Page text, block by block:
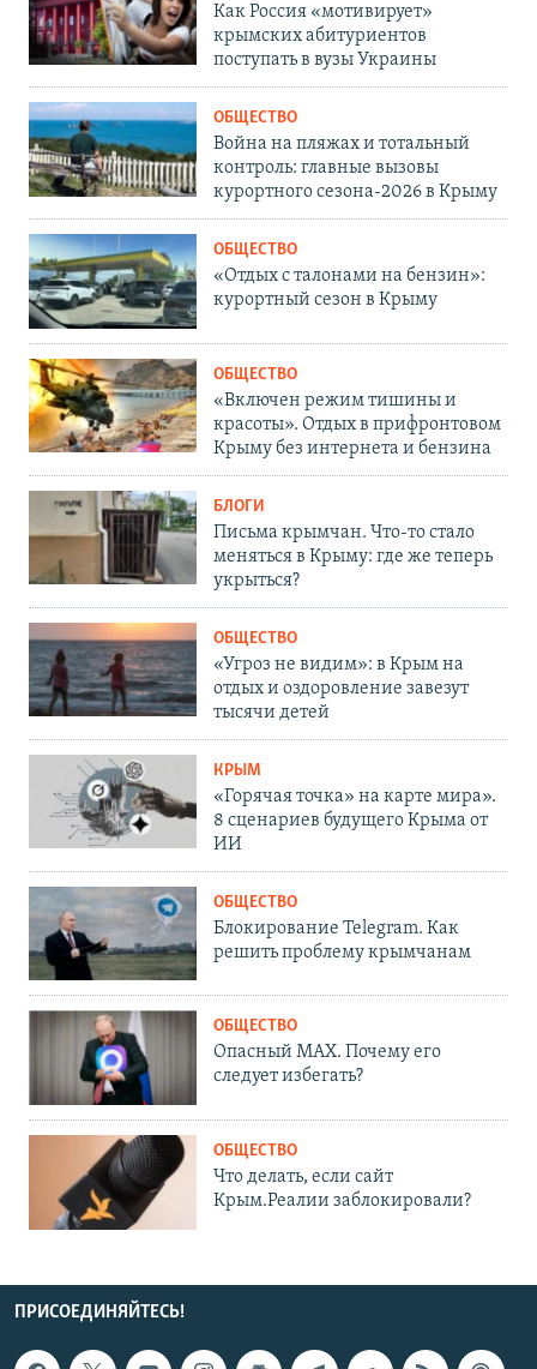
Как Россия «мотивирует»
крымских абитуриентов
поступать в вузы Украины
ОБЩЕСТВО
Война на пляжах и тотальный
контроль: главные вызовы
курортного сезона-2026 в Крыму
ОБЩЕСТВО
«Отдых с талонами на бензин»:
курортный сезон в Крыму
ОБЩЕСТВО
«Включен режим тишины и
красоты». Отдых в прифронтовом
Крыму без интернета и бензина
БЛОГИ
Письма крымчан. Что-то стало
меняться в Крыму: где же теперь
укрыться?
ОБЩЕСТВО
«Угроз не видим»: в Крым на
отдых и оздоровление завезут
тысячи детей
КРЫМ
«Горячая точка» на карте мира».
8 сценариев будущего Крыма от
ИИ
ОБЩЕСТВО
Блокирование Telegram. Как
решить проблему крымчанам
ОБЩЕСТВО
Опасный MAX. Почему его
следует избегать?
ОБЩЕСТВО
Что делать, если сайт
Крым.Реалии заблокировали?
ПРИСОЕДИНЯЙТЕСЬ!